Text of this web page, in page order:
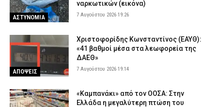
ΑΣΤΥΝΟΜΙΑ
ναρκωτικών (εικόνα)
7 Αυγούστου 2026 19:26
ΑΠΟΨΕΙΣ
Χριστοφορίδης Κωνσταντίνος (ΕΑΥΘ):
«41 βαθμοί μέσα στα λεωφορεία της
ΔΑΕΘ»
7 Αυγούστου 2026 19:14
«Καμπανάκι» από τον ΟΟΣΑ: Στην
Ελλάδα η μεγαλύτερη πτώση του